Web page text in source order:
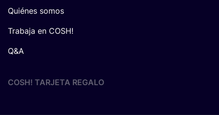
Quiénes somos
Trabaja en COSH!
Q&A
COSH! TARJETA REGALO